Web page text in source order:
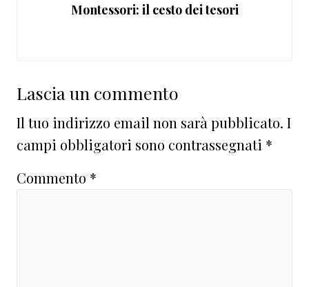
Montessori: il cesto dei tesori
Interazioni
del
lettore
Lascia un commento
Il tuo indirizzo email non sarà pubblicato. I
campi obbligatori sono contrassegnati *
Commento *